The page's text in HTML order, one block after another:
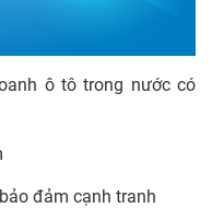
ô tô trong nước có
đảm cạnh tranh